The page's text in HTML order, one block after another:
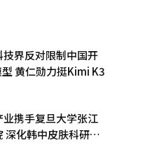
技界反对限制中国开
黄仁勋力挺Kimi K3
业携手复旦大学张江
深化韩中皮肤科研合